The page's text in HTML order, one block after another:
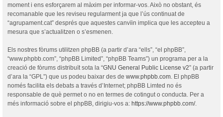
moment i ens esforçarem al màxim per informar-vos. Això no obstant, és
recomanable que les reviseu regularment ja que l’ús continuat de
“agrupament.cat” després que aquestes canvïin implica que les accepteu a
mesura que s’actualitzen o s’esmenen.
Els nostres fòrums utilitzen phpBB (a partir d’ara “ells”, “el phpBB”,
“www.phpbb.com”, “phpBB Limited”, “phpBB Teams”) un programa per a la
creació de fòrums distribuït sota la “GNU General Public License v2” (a partir
d’ara la “GPL”) que us podeu baixar des de www.phpbb.com . El phpBB
només facilita els debats a través d’Internet; phpBB Limted no és
responsable de què permet o no en termes de cotingut o conducta. Per a
més informació sobre el phpBB, dirigiu-vos a: https://www.phpbb.com/.